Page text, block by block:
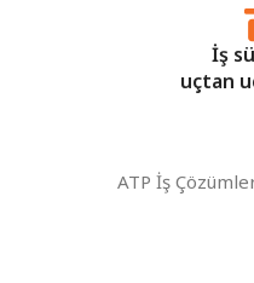
İş
uçtan
ATP İş